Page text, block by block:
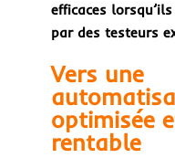
efficaces
par des testeurs
Vers une
optimisée
rentable